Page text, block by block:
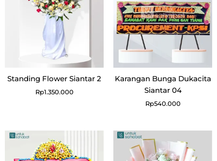
Standing Flower Siantar 2
Rp1.350.000
Karangan Bunga Dukacita
Siantar 04
Rp540.000